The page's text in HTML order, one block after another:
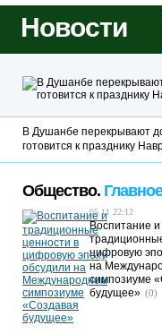
Новости
В Душанбе перекрывают
готовится к празднику
Общество. Главное
05.11 22:12
Воспитание и
цифровую
на
симпозиуме
будущее» (0)